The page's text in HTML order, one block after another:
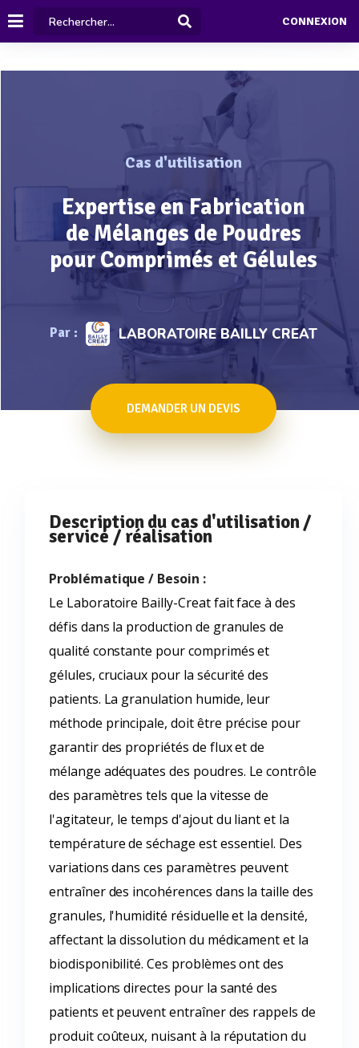
CONNEXION
Cas d'utilisation
Expertise en Fabrication
de Mélanges de Poudres
pour Comprimés et Gélules
Par : LABORATOIRE BAILLY CREAT
DEMANDER UN DEVIS
Description du cas d'utilisation /
service / réalisation
Problématique / Besoin :
Le Laboratoire Bailly-Creat fait face à des
défis dans la production de granules de
qualité constante pour comprimés et
gélules, cruciaux pour la sécurité des
patients. La granulation humide, leur
méthode principale, doit être précise pour
garantir des propriétés de flux et de
mélange adéquates des poudres. Le contrôle
des paramètres tels que la vitesse de
l'agitateur, le temps d'ajout du liant et la
température de séchage est essentiel. Des
variations dans ces paramètres peuvent
entraîner des incohérences dans la taille des
granules, l'humidité résiduelle et la densité,
affectant la dissolution du médicament et la
biodisponibilité. Ces problèmes ont des
implications directes pour la santé des
patients et peuvent entraîner des rappels de
produit coûteux, nuisant à la réputation du